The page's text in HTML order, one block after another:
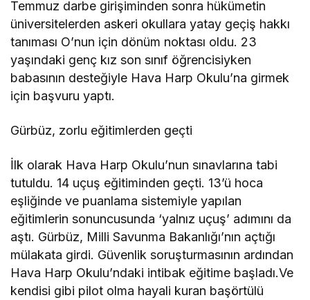
Temmuz darbe girişiminden sonra hükümetin
üniversitelerden askeri okullara yatay geçiş hakkı
tanıması O’nun için dönüm noktası oldu. 23
yaşındaki genç kız son sınıf öğrencisiyken
babasının desteğiyle Hava Harp Okulu’na girmek
için başvuru yaptı.
Gürbüz, zorlu eğitimlerden geçti
İlk olarak Hava Harp Okulu’nun sınavlarına tabi
tutuldu. 14 uçuş eğitiminden geçti. 13’ü hoca
eşliğinde ve puanlama sistemiyle yapılan
eğitimlerin sonuncusunda ‘yalnız uçuş’ adımını da
aştı. Gürbüz, Milli Savunma Bakanlığı’nın açtığı
mülakata girdi. Güvenlik soruşturmasının ardından
Hava Harp Okulu’ndaki intibak eğitime başladı.Ve
kendisi gibi pilot olma hayali kuran başörtülü